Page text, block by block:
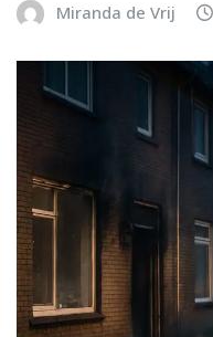
Miranda de Vrij